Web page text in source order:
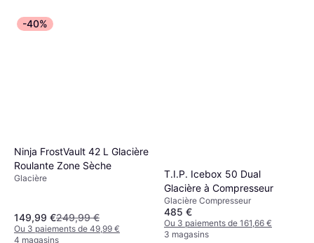
-40%
Ninja FrostVault 42 L Glacière
Roulante Zone Sèche
Glacière
149,99 €249,99 €
Ou 3 paiements de 49,99 €
4 magasins
T.I.P. Icebox 50 Dual
Glacière à Compresseur
Glacière Compresseur
485 €
Ou 3 paiements de 161,66 €
3 magasins